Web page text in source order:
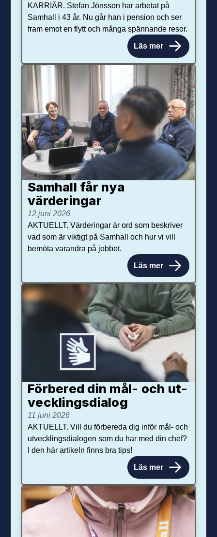
KARRIÄR. Stefan Jönsson har arbetat på
Samhall i 43 år. Nu går han i pension och ser
fram emot en flytt och många spännande resor.
Läs mer
Samhall får nya
värdering­ar
12 juni 2026
AKTUELLT. Värderingar är ord som beskriver
vad som är viktigt på Samhall och hur vi vill
bemöta varandra på jobbet.
Läs mer
Förbered din mål- och ut­
veck­lings­dialog
11 juni 2026
AKTUELLT. Vill du förbereda dig inför mål- och
utvecklingsdialogen som du har med din chef?
I den här artikeln finns bra tips!
Läs mer